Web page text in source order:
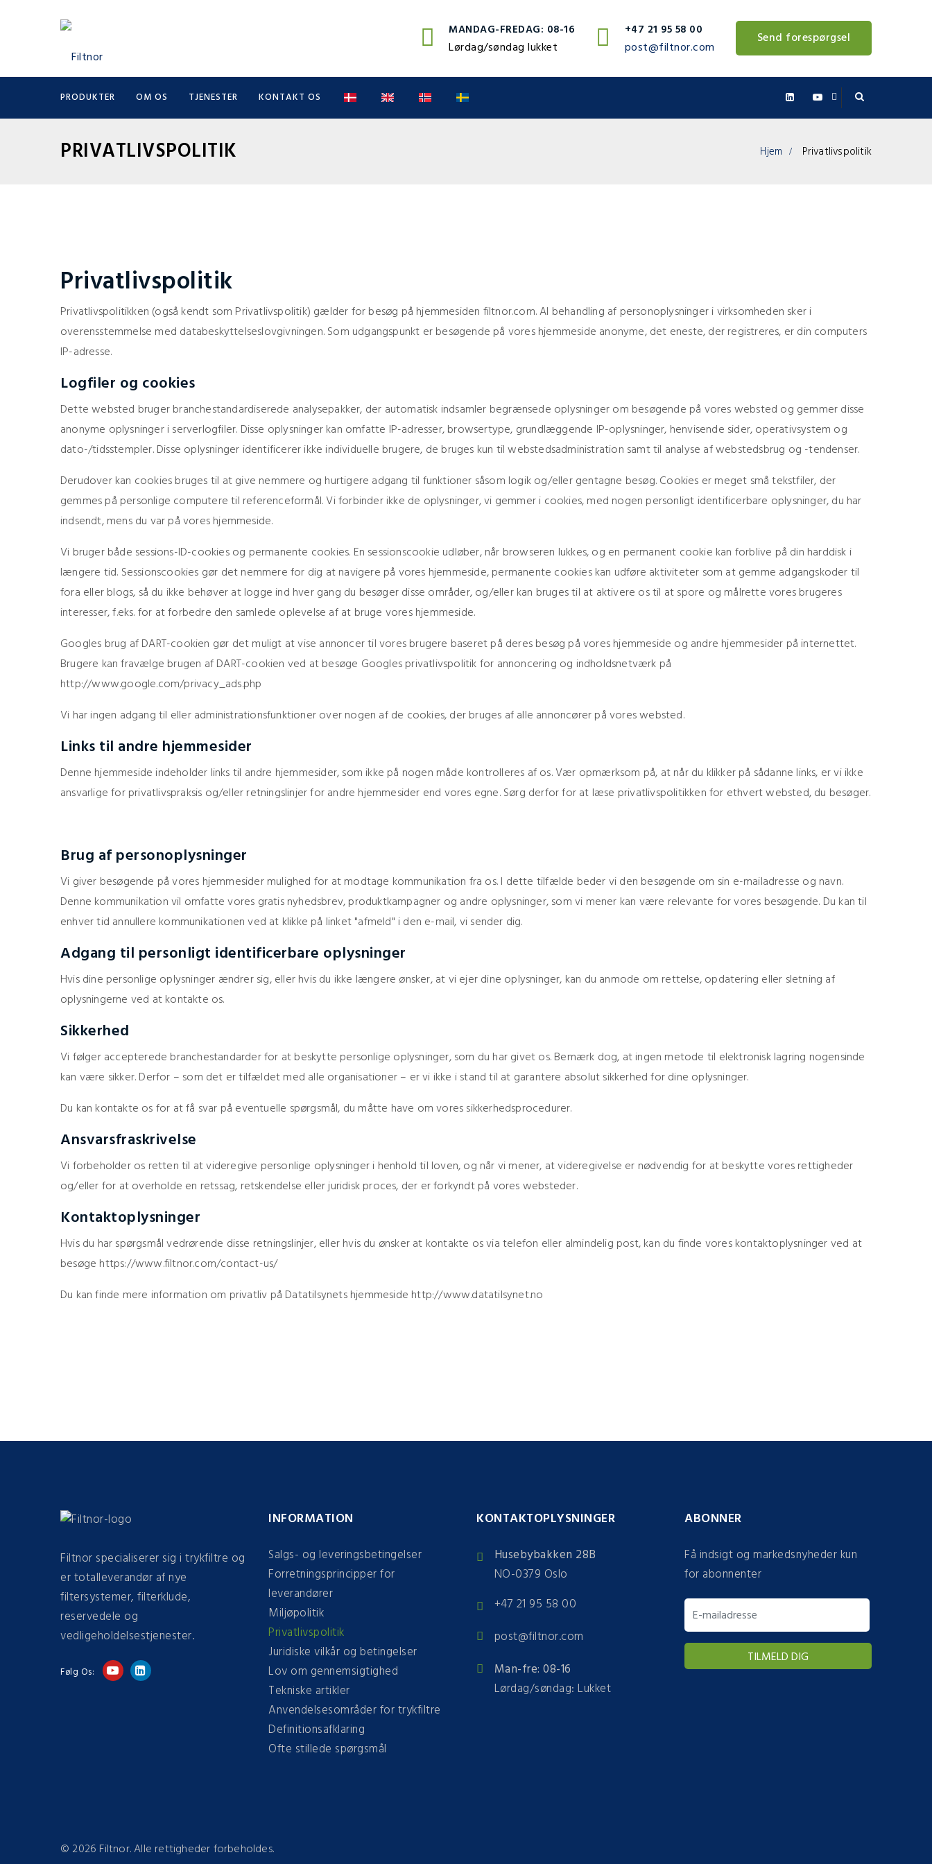
MANDAG-FREDAG: 08-16
Lørdag/søndag lukket
+47 21 95 58 00
post@filtnor.com
Send forespørgsel
PRODUKTER OM OS TJENESTER KONTAKT OS
PRIVATLIVSPOLITIK Hjem Privatlivspolitik
Privatlivspolitik
Privatlivspolitikken (også kendt som Privatlivspolitik) gælder for besøg på hjemmesiden filtnor.com. Al behandling af personoplysninger i virksomheden sker i
overensstemmelse med databeskyttelseslovgivningen. Som udgangspunkt er besøgende på vores hjemmeside anonyme, det eneste, der registreres, er din computers
IP-adresse.
Logfiler og cookies
Dette websted bruger branchestandardiserede analysepakker, der automatisk indsamler begrænsede oplysninger om besøgende på vores websted og gemmer disse
anonyme oplysninger i serverlogfiler. Disse oplysninger kan omfatte IP-adresser, browsertype, grundlæggende IP-oplysninger, henvisende sider, operativsystem og
dato-/tidsstempler. Disse oplysninger identificerer ikke individuelle brugere, de bruges kun til webstedsadministration samt til analyse af webstedsbrug og -tendenser.
Derudover kan cookies bruges til at give nemmere og hurtigere adgang til funktioner såsom logik og/eller gentagne besøg. Cookies er meget små tekstfiler, der
gemmes på personlige computere til referenceformål. Vi forbinder ikke de oplysninger, vi gemmer i cookies, med nogen personligt identificerbare oplysninger, du har
indsendt, mens du var på vores hjemmeside.
Vi bruger både sessions-ID-cookies og permanente cookies. En sessionscookie udløber, når browseren lukkes, og en permanent cookie kan forblive på din harddisk i
længere tid. Sessionscookies gør det nemmere for dig at navigere på vores hjemmeside, permanente cookies kan udføre aktiviteter som at gemme adgangskoder til
fora eller blogs, så du ikke behøver at logge ind hver gang du besøger disse områder, og/eller kan bruges til at aktivere os til at spore og målrette vores brugeres
interesser, f.eks. for at forbedre den samlede oplevelse af at bruge vores hjemmeside.
Googles brug af DART-cookien gør det muligt at vise annoncer til vores brugere baseret på deres besøg på vores hjemmeside og andre hjemmesider på internettet.
Brugere kan fravælge brugen af DART-cookien ved at besøge Googles privatlivspolitik for annoncering og indholdsnetværk på
http://www.google.com/privacy_ads.php
Vi har ingen adgang til eller administrationsfunktioner over nogen af de cookies, der bruges af alle annoncører på vores websted.
Links til andre hjemmesider
Denne hjemmeside indeholder links til andre hjemmesider, som ikke på nogen måde kontrolleres af os. Vær opmærksom på, at når du klikker på sådanne links, er vi ikke
ansvarlige for privatlivspraksis og/eller retningslinjer for andre hjemmesider end vores egne. Sørg derfor for at læse privatlivspolitikken for ethvert websted, du besøger.
Brug af personoplysninger
Vi giver besøgende på vores hjemmesider mulighed for at modtage kommunikation fra os. I dette tilfælde beder vi den besøgende om sin e-mailadresse og navn.
Denne kommunikation vil omfatte vores gratis nyhedsbrev, produktkampagner og andre oplysninger, som vi mener kan være relevante for vores besøgende. Du kan til
enhver tid annullere kommunikationen ved at klikke på linket "afmeld" i den e-mail, vi sender dig.
Adgang til personligt identificerbare oplysninger
Hvis dine personlige oplysninger ændrer sig, eller hvis du ikke længere ønsker, at vi ejer dine oplysninger, kan du anmode om rettelse, opdatering eller sletning af
oplysningerne ved at kontakte os.
Sikkerhed
Vi følger accepterede branchestandarder for at beskytte personlige oplysninger, som du har givet os. Bemærk dog, at ingen metode til elektronisk lagring nogensinde
kan være sikker. Derfor – som det er tilfældet med alle organisationer – er vi ikke i stand til at garantere absolut sikkerhed for dine oplysninger.
Du kan kontakte os for at få svar på eventuelle spørgsmål, du måtte have om vores sikkerhedsprocedurer.
Ansvarsfraskrivelse
Vi forbeholder os retten til at videregive personlige oplysninger i henhold til loven, og når vi mener, at videregivelse er nødvendig for at beskytte vores rettigheder
og/eller for at overholde en retssag, retskendelse eller juridisk proces, der er forkyndt på vores websteder.
Kontaktoplysninger
Hvis du har spørgsmål vedrørende disse retningslinjer, eller hvis du ønsker at kontakte os via telefon eller almindelig post, kan du finde vores kontaktoplysninger ved at
besøge https://www.filtnor.com/contact-us/
Du kan finde mere information om privatliv på Datatilsynets hjemmeside http://www.datatilsynet.no
Filtnor specialiserer sig i trykfiltre og
er totalleverandør af nye
filtersystemer, filterklude,
reservedele og
vedligeholdelsestjenester.
Følg Os:
INFORMATION
Salgs- og leveringsbetingelser
Forretningsprincipper for
leverandører
Miljøpolitik
Privatlivspolitik
Juridiske vilkår og betingelser
Lov om gennemsigtighed
Tekniske artikler
Anvendelsesområder for trykfiltre
Definitionsafklaring
Ofte stillede spørgsmål
KONTAKTOPLYSNINGER
Husebybakken 28B
NO-0379 Oslo
+47 21 95 58 00
post@filtnor.com
Man-fre: 08-16
Lørdag/søndag: Lukket
ABONNER
Få indsigt og markedsnyheder kun
for abonnenter
© 2026 Filtnor. Alle rettigheder forbeholdes.